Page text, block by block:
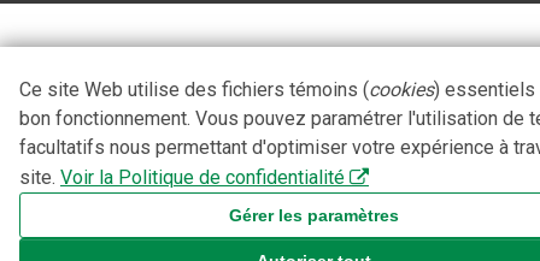
Ce site Web utilise des fichiers témoins (cookies) essentiels
bon fonctionnement. Vous pouvez paramétrer l'utilisation de
facultatifs nous permettant d'optimiser votre expérience à
site. Voir la Politique de confidentialité
Gérer les paramètres